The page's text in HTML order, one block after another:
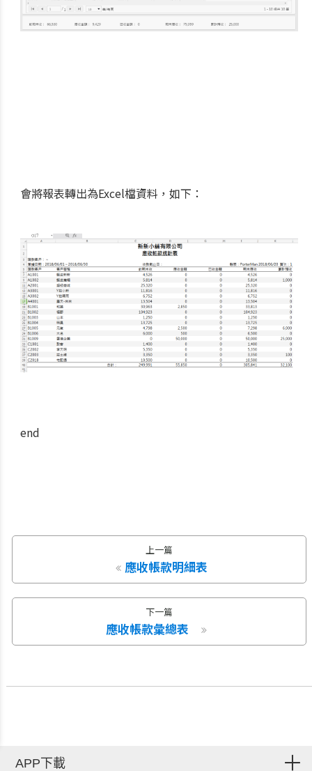
會將報表轉出為Excel檔資料，如下：
end
上一篇
應收帳款明細表
下一篇
應收帳款彙總表
APP下載